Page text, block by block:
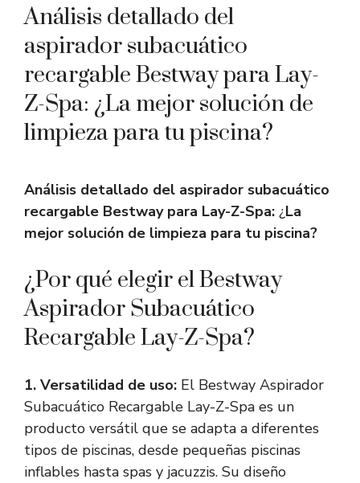
Análisis detallado del
aspirador subacuático
recargable Bestway para Lay-
Z-Spa: ¿La mejor solución de
limpieza para tu piscina?
Análisis detallado del aspirador subacuático
recargable Bestway para Lay-Z-Spa: ¿La
mejor solución de limpieza para tu piscina?
¿Por qué elegir el Bestway
Aspirador Subacuático
Recargable Lay-Z-Spa?
1. Versatilidad de uso: El Bestway Aspirador
Subacuático Recargable Lay-Z-Spa es un
producto versátil que se adapta a diferentes
tipos de piscinas, desde pequeñas piscinas
inflables hasta spas y jacuzzis. Su diseño